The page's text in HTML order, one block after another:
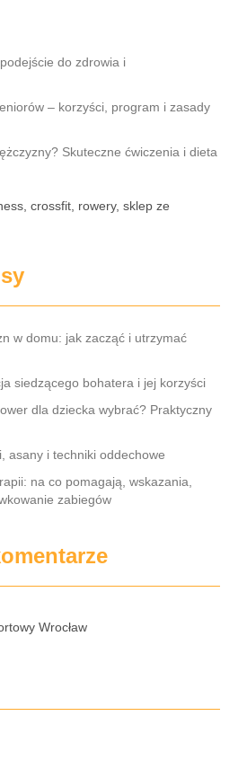
do zdrowia i
– korzyści, program i zasady
Skuteczne ćwiczenia i dieta
crossfit, rowery, sklep ze
w domu: jak zacząć i utrzymać
siedzącego bohatera i jej korzyści
dla dziecka wybrać? Praktyczny
asany i techniki oddechowe
na co pomagają, wskazania,
zabiegów
Wrocław